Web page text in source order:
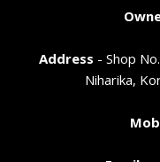
Address - Shop
Niharika,